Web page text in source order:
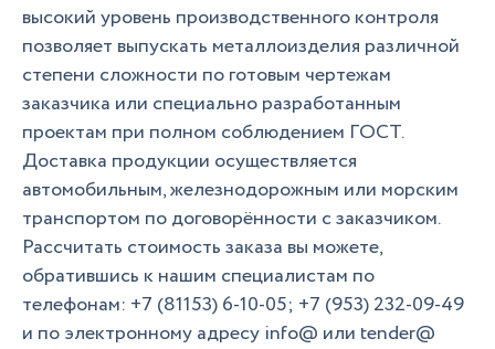
высокий уровень производственного контроля
позволяет выпускать металлоизделия различной
степени сложности по готовым чертежам
заказчика или специально разработанным
проектам при полном соблюдением ГОСТ.
Доставка продукции осуществляется
автомобильным, железнодорожным или морским
транспортом по договорённости с заказчиком.
Рассчитать стоимость заказа вы можете,
обратившись к нашим специалистам по
телефонам: +7 (81153) 6-10-05; +7 (953) 232-09-49
и по электронному адресу info@ или tender@